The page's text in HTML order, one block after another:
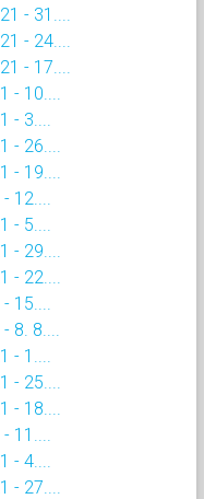
- 31....
- 24....
- 17....
- 10....
3....
- 26....
- 19....
12....
5....
- 29....
- 22....
15....
8. 8....
1....
- 25....
- 18....
11....
4....
- 27....